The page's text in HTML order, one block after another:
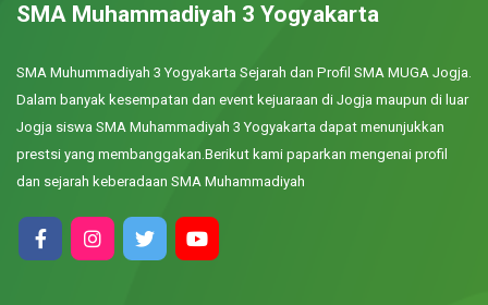
SMA Muhammadiyah 3 Yogyakarta
SMA Muhummadiyah 3 Yogyakarta Sejarah dan Profil SMA MUGA Jogja.
Dalam banyak kesempatan dan event kejuaraan di Jogja maupun di luar
Jogja siswa SMA Muhammadiyah 3 Yogyakarta dapat menunjukkan
prestsi yang membanggakan.Berikut kami paparkan mengenai profil
dan sejarah keberadaan SMA Muhammadiyah